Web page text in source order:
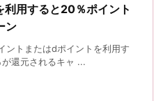
用すると20％ポイント
ン
ントまたはdポイントを利用す
還元されるキャ ...